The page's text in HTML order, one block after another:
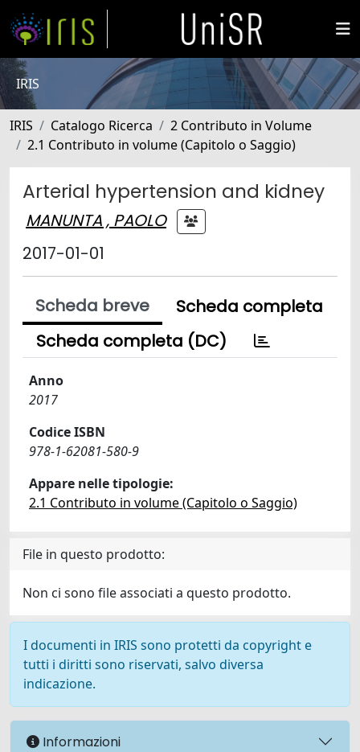
IRIS
IRIS Catalogo Ricerca
2 Contributo in Volume
2.1 Contributo in volume (Capitolo o Saggio)
Arterial hypertension and kidney
MANUNTA , PAOLO
2017-01-01
Scheda breve
Scheda completa
Scheda completa (DC)
Anno
2017
Codice ISBN
978-1-62081-580-9
Appare nelle tipologie:
2.1 Contributo in volume (Capitolo o Saggio)
File in questo prodotto:
Non ci sono file associati a questo prodotto.
I documenti in IRIS sono protetti da copyright e
tutti i diritti sono riservati, salvo diversa
indicazione.
Informazioni